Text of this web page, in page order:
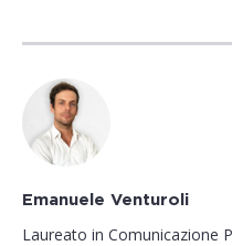
Emanuele Venturoli
Laureato in Comunicazione